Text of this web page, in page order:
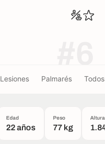
Lesiones Palmarés
Edad
22 años
Peso
77 kg
Altura